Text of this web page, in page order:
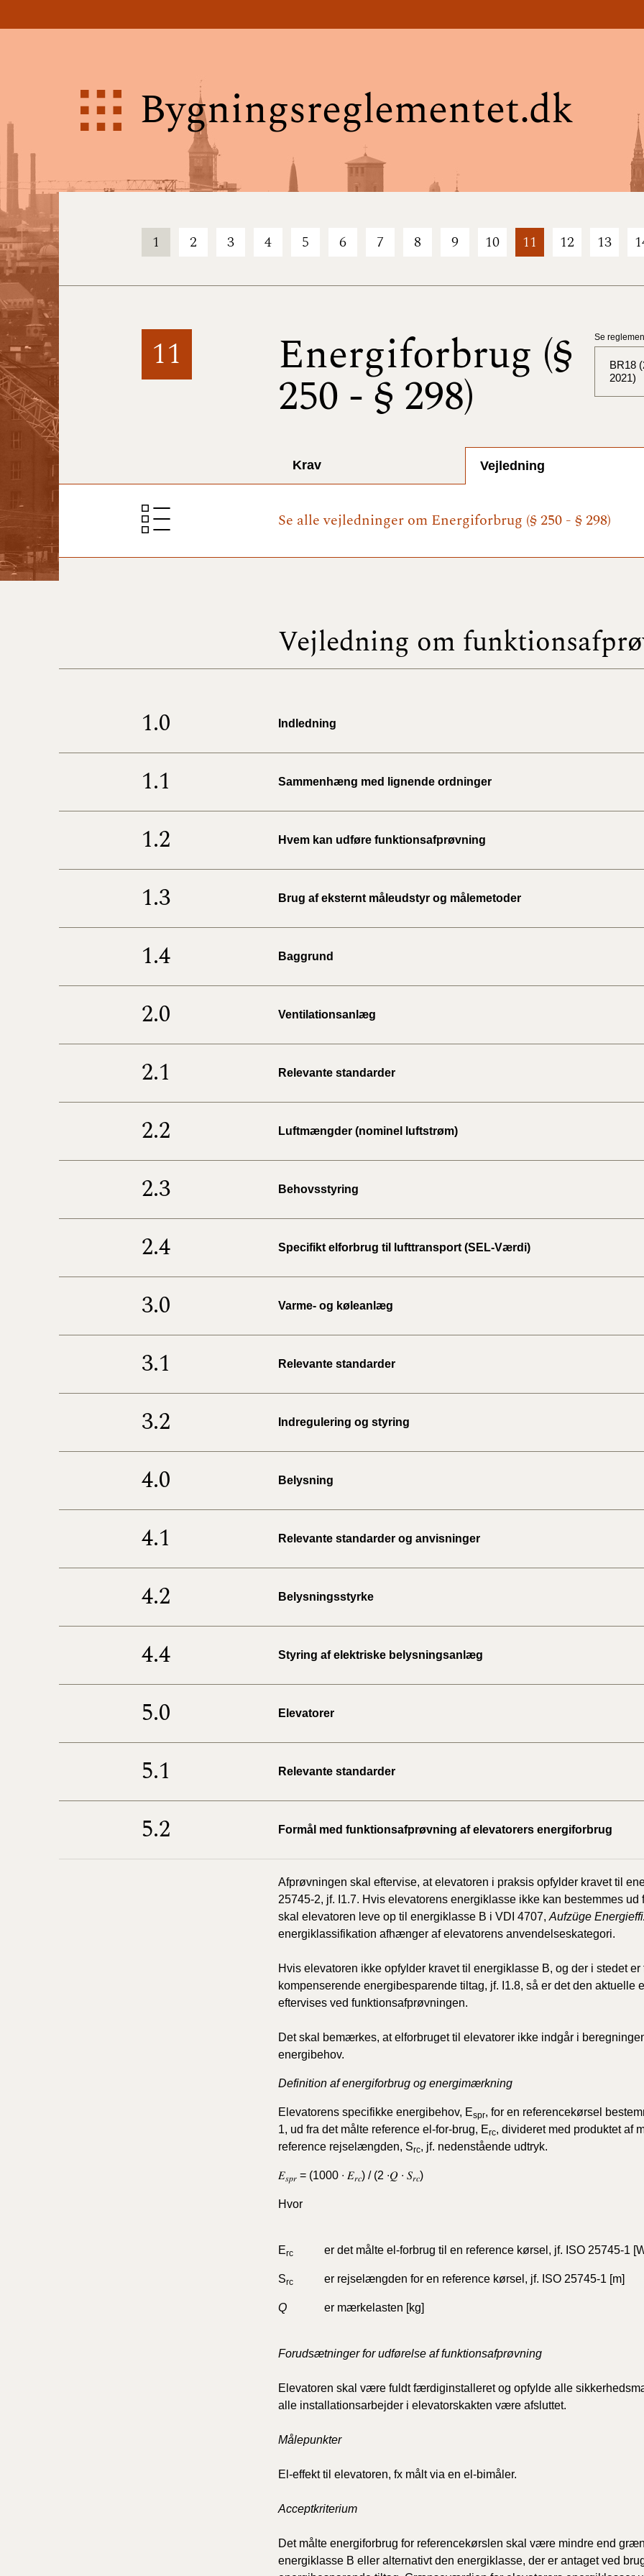
Bygningsreglementet.dk
1 2 3 4 5 6 7 8 9 10 11 12 13
11 Energiforbrug (§
250 - § 298)
Se
BR18
2021)
BR18
BR18
2023)
2022)
BR18
Krav Vejledning
Se alle vejledninger om Energiforbrug (§ 250 - § 298)
Vejledning om
1.0 Indledning
1.1 Sammenhæng med lignende ordninger
1.2 Hvem kan udføre funktionsafprøvning
1.3 Brug af eksternt måleudstyr og målemetoder
1.4 Baggrund
2.0 Ventilationsanlæg
2.1 Relevante standarder
2.2 Luftmængder (nominel luftstrøm)
2.3 Behovsstyring
2.4 Specifikt elforbrug til lufttransport (SEL-Værdi)
3.0 Varme- og køleanlæg
3.1 Relevante standarder
3.2 Indregulering og styring
4.0 Belysning
4.1 Relevante standarder og anvisninger
4.2 Belysningsstyrke
4.4 Styring af elektriske belysningsanlæg
5.0 Elevatorer
5.1 Relevante standarder
5.2 Formål med funktionsafprøvning af elevatorers energiforbrug
Afprøvningen skal eftervise, at elevatoren i praksis opfylder kravet til
25745-2, jf. I1.7. Hvis elevatorens energiklasse ikke kan bestemmes ud
skal elevatoren leve op til energiklasse B i VDI 4707, Aufzüge
energiklassifikation afhænger af elevatorens anvendelseskategori.
Hvis elevatoren ikke opfylder kravet til energiklasse B, og der i stedet er
kompenserende energibesparende tiltag, jf. I1.8, så er det den aktuelle
eftervises ved funktionsafprøvningen.
Det skal bemærkes, at elforbruget til elevatorer ikke indgår i
energibehov.
Definition af energiforbrug og energimærkning
Elevatorens specifikke energibehov, Espr, for en referencekørsel
1, ud fra det målte reference el-for-brug, Erc, divideret med produktet af
reference rejselængden, Src, jf. nedenstående udtryk.
𝐸𝑠𝑝𝑟 = (1000 ∙ 𝐸𝑟𝑐) / (2 ∙𝑄 ∙ 𝑆𝑟𝑐)
Hvor
Erc er det målte el-forbrug til en reference kørsel, jf. ISO 25745-1
Src er rejselængden for en reference kørsel, jf. ISO 25745-1 [m]
Q er mærkelasten [kg]
Forudsætninger for udførelse af funktionsafprøvning
Elevatoren skal være fuldt færdiginstalleret og opfylde alle
alle installationsarbejder i elevatorskakten være afsluttet.
Målepunkter
El-effekt til elevatoren, fx målt via en el-bimåler.
Acceptkriterium
Det målte energiforbrug for referencekørslen skal være mindre end
energiklasse B eller alternativt den energiklasse, der er antaget ved